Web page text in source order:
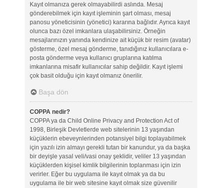
Kayıt olmanıza gerek olmayabilirdi aslında. Mesaj
gönderebilmek için kayıt işleminin şart olması, mesaj
panosu yöneticisinin (yönetici) kararına bağlıdır. Ayrıca kayıt
olunca bazı özel imkanlara ulaşabilirsiniz. Örneğin
mesajlarınızın yanında kendinize ait küçük bir resim (avatar)
gösterme, özel mesaj gönderme, tanıdığınız kullanıcılara e-
posta gönderme veya kullanıcı gruplarına katılma
imkanlarına misafir kullanıcılar sahip değildir. Kayıt işlemi
çok basit olduğu için kayıt olmanız önerilir.
Başa dön
COPPA nedir?
COPPA ya da Child Online Privacy and Protection Act of
1998, Birleşik Devletlerde web sitelerinin 13 yaşından
küçüklerin ebeveynlerinden potansiyel bilgi toplayabilmek
için yazılı izin almayı gerekli tutan bir kanundur, ya da başka
bir deyişle yasal veli/vasi onay şeklidir, veliler 13 yaşından
küçüklerden kişisel kimlik bilgilerinin toplanması için izin
verirler. Eğer bu uygulama ile kayıt olmak ya da bu
uygulama ile bir web sitesine kayıt olmak size güvenilir